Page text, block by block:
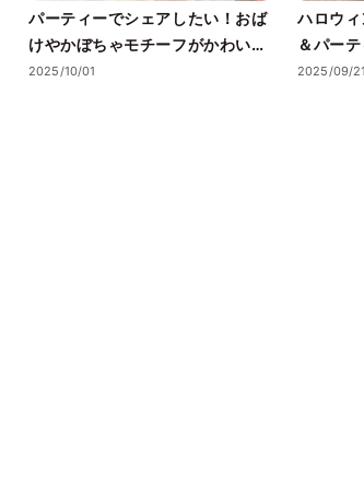
パーティーでシェアしたい！おば
けやかぼちゃモチーフがかわいい
ハロウィンスイーツ5選【2025
2025/10/01
ハロウ
＆パー
2025/09/21